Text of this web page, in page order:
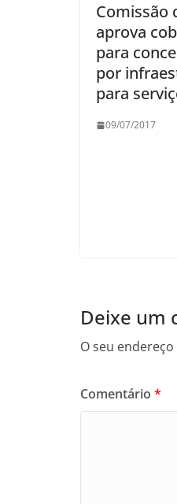
Comissão
aprova
para
por
para
09/07/2017
Deixe um
O seu
Comentário *